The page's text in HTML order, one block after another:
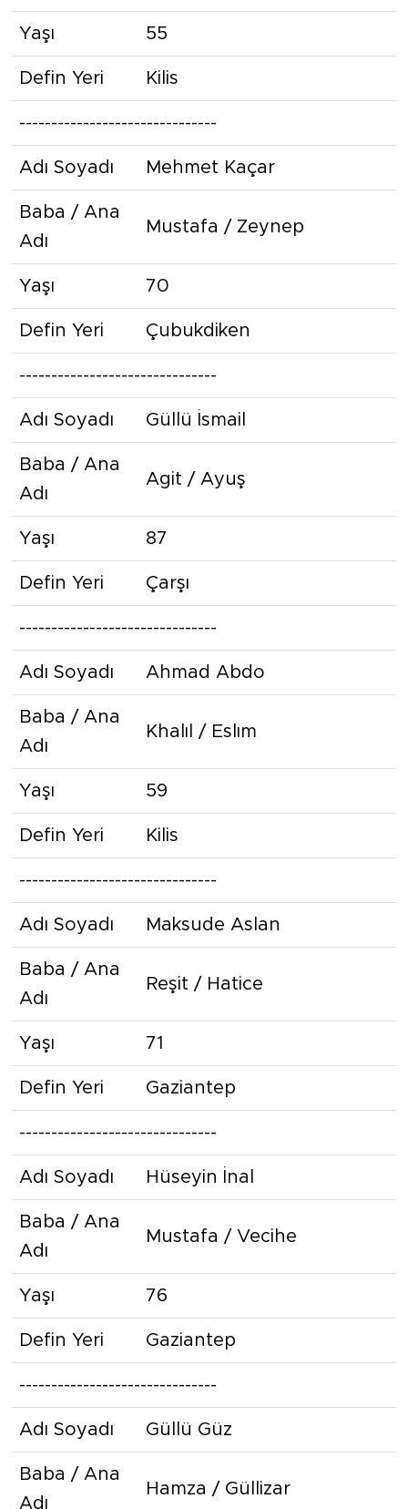
Yaşı 55
Defin Yeri Kilis
-------------------------------
Adı Soyadı Mehmet Kaçar
Baba / Ana
Adı
Mustafa / Zeynep
Yaşı 70
Defin Yeri Çubukdiken
-------------------------------
Adı Soyadı Güllü İsmail
Baba / Ana
Adı
Agit / Ayuş
Yaşı 87
Defin Yeri Çarşı
-------------------------------
Adı Soyadı Ahmad Abdo
Baba / Ana
Adı
Khalıl / Eslım
Yaşı 59
Defin Yeri Kilis
-------------------------------
Adı Soyadı Maksude Aslan
Baba / Ana
Adı
Reşit / Hatice
Yaşı 71
Defin Yeri Gaziantep
-------------------------------
Adı Soyadı Hüseyin İnal
Baba / Ana
Adı
Mustafa / Vecihe
Yaşı 76
Defin Yeri Gaziantep
-------------------------------
Adı Soyadı Güllü Güz
Baba / Ana
Adı
Hamza / Güllizar